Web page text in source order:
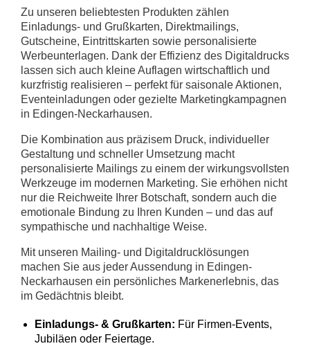
Zu unseren beliebtesten Produkten zählen
Einladungs- und Grußkarten, Direktmailings,
Gutscheine, Eintrittskarten sowie personalisierte
Werbeunterlagen. Dank der Effizienz des Digitaldrucks
lassen sich auch kleine Auflagen wirtschaftlich und
kurzfristig realisieren – perfekt für saisonale Aktionen,
Eventeinladungen oder gezielte Marketingkampagnen
in Edingen-Neckarhausen.
Die Kombination aus präzisem Druck, individueller
Gestaltung und schneller Umsetzung macht
personalisierte Mailings zu einem der wirkungsvollsten
Werkzeuge im modernen Marketing. Sie erhöhen nicht
nur die Reichweite Ihrer Botschaft, sondern auch die
emotionale Bindung zu Ihren Kunden – und das auf
sympathische und nachhaltige Weise.
Mit unseren Mailing- und Digitaldrucklösungen
machen Sie aus jeder Aussendung in Edingen-
Neckarhausen ein persönliches Markenerlebnis, das
im Gedächtnis bleibt.
Einladungs- & Grußkarten: Für Firmen-Events,
Jubiläen oder Feiertage.